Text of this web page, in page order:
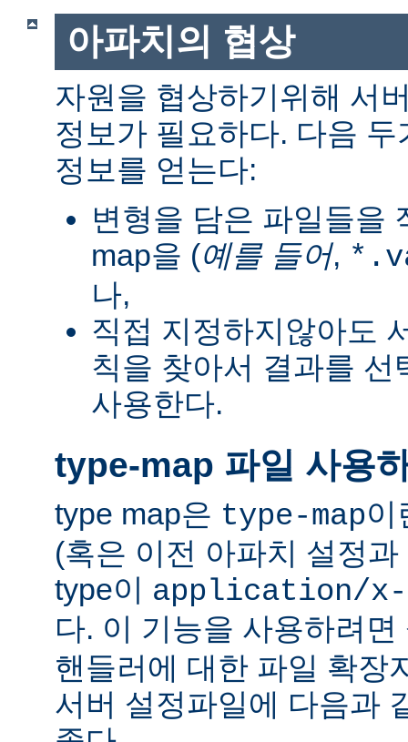
아파치의 협상
자원을 협상하기위해 서
정보가 필요하다. 다음
정보를 얻는다:
변형을 담은 파일들을
map을 (예를 들어,
나,
직접 지정하지않아도
칙을 찾아서 결과를
사용한다.
type-map 파일 사용
type map은 type-map이
(혹은 이전 아파치 설정
type이 application/x-
다. 이 기능을 사용하려
핸들러에 대한 파일 확장
서버 설정파일에 다음과